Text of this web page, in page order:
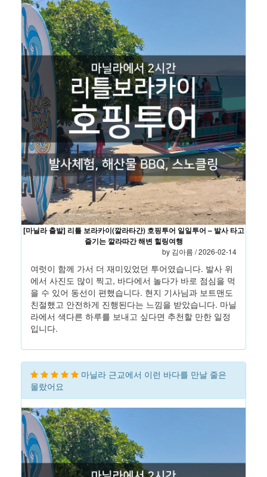
[마닐라 출발] 리틀 보라카이(깔라타간) 호핑투어 일일투어 – 발사 타고
즐기는 깔라따간 해변 힐링여행
by 김아름 / 2026-02-14
여럿이 함께 가서 더 재미있었던 투어였습니다. 발사 위
에서 사진도 많이 찍고, 바다에서 놀다가 바로 점심을 먹
을 수 있어 동선이 편했습니다. 현지 기사님과 보트맨도
친절했고 안전하게 진행된다는 느낌을 받았습니다. 마닐
라에서 색다른 하루를 보내고 싶다면 추천할 만한 일정
입니다.
마닐라 근교에서 이런 바다를 만날 줄은
몰랐어요